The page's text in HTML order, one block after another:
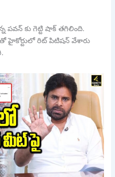
పవన్ కు గెట్టి షాక్ తగిలింది.
హైకోర్టులో రిట్ పిటిషన్ వేశారు